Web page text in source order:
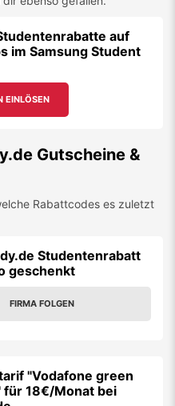
auf
im Samsung Student
EINLÖSEN
Gutscheine &
Rabattcodes es zuletzt
Studentenrabatt
geschenkt
FIRMA FOLGEN
"Vodafone green
für 18€/Monat bei